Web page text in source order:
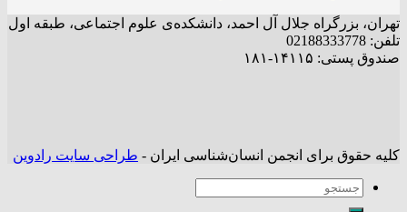
تهران، بزرگراه جلال آل احمد، دانشکده‌ی علوم اجتماعی، طبقه اول
تلفن: 02188333778
صندوق پستی: ۱۴۱۱۵-۱۸۱
کلیه حقوق برای انجمن انسان‌شناسی ایران - طراحی سایت رادوین